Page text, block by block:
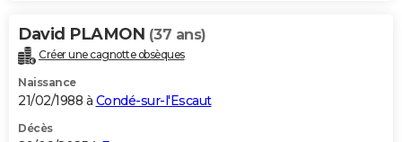
David PLAMON (37 ans)
Créer une cagnotte obsèques
Naissance
21/02/1988 à Condé-sur-l'Escaut
Décès